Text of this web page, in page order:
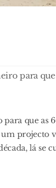
para que
que as
projecto
lá se